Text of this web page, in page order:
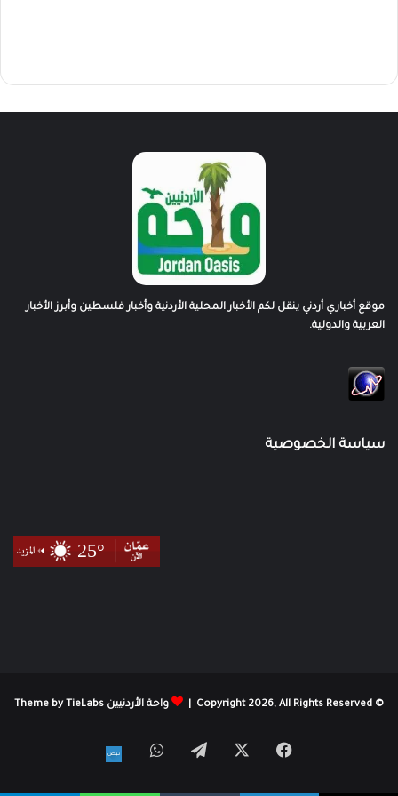
موقع أخباري أردني ينقل لكم الأخبار المحلية الأردنية وأخبار فلسطين وأبرز الأخبار
العربية والدولية.
سياسة الخصوصية
© Copyright 2026, All Rights Reserved | واحة الأردنيين Theme by TieLabs
فيسبوك تيلقرام واتساب